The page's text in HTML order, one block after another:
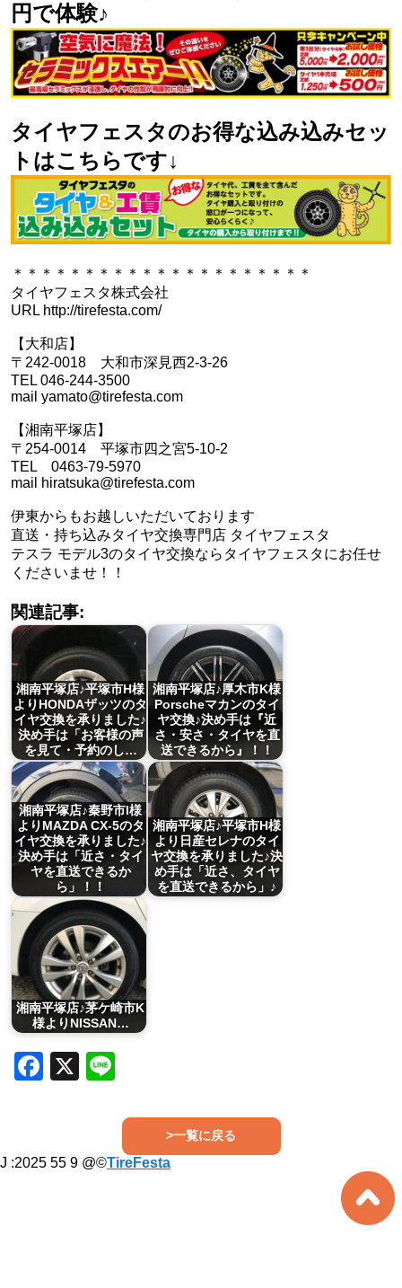
円で体験♪
タイヤフェスタのお得な込み込みセッ
トはこちらです↓
＊＊＊＊＊＊＊＊＊＊＊＊＊＊＊＊＊＊＊＊＊
タイヤフェスタ株式会社
URL http://tirefesta.com/
【大和店】
〒242-0018 大和市深見西2-3-26
TEL 046-244-3500
mail yamato@tirefesta.com
【湘南平塚店】
〒254-0014 平塚市四之宮5-10-2
TEL 0463-79-5970
mail hiratsuka@tirefesta.com
伊東からもお越しいただいております
直送・持ち込みタイヤ交換専門店 タイヤフェスタ
テスラ モデル3のタイヤ交換ならタイヤフェスタにお任せ
くださいませ！！
関連記事:
湘南平塚店♪平塚市H様
よりHONDAザッツのタ
イヤ交換を承りました♪
決め手は「お客様の声
を見て・予約のし…
湘南平塚店♪厚木市K様
Porscheマカンのタイ
ヤ交換♪決め手は『近
さ・安さ・タイヤを直
送できるから』！！
湘南平塚店♪秦野市I様
よりMAZDA CX-5のタ
イヤ交換を承りました♪
決め手は「近さ・タイ
ヤを直送できるか
ら」！！
湘南平塚店♪平塚市H様
より日産セレナのタイ
ヤ交換を承りました♪決
め手は「近さ、タイヤ
を直送できるから」♪
湘南平塚店♪茅ケ崎市K
様よりNISSAN…
Facebook
X
>一覧に戻る
J :2025 55 9 @©TireFesta